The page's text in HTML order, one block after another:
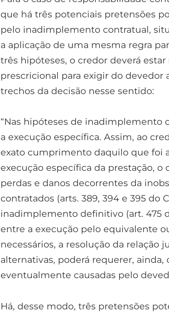
que há três potenciais pretensões
pelo inadimplemento contratual,
a aplicação de uma mesma regra
três hipóteses, o credor deverá
prescricional para exigir do devedor
trechos da decisão nesse sentido:
“Nas hipóteses de inadimplemento
a execução específica. Assim, ao
exato cumprimento daquilo que foi
execução específica da prestação,
perdas e danos decorrentes da
contratados (arts. 389, 394 e 395 do
inadimplemento definitivo (art. 475
entre a execução pelo equivalente
necessários, a resolução da relação
alternativas, poderá requerer,
eventualmente causadas pelo
Há, desse modo, três pretensões